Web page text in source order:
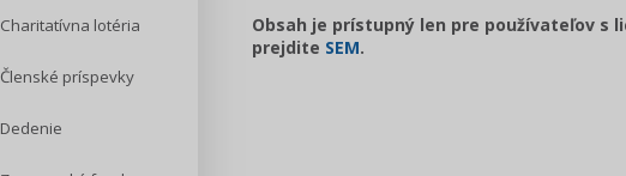
Charitatívna lotéria
Členské príspevky
Dedenie
Obsah je prístupný len pre používateľov s
prejdite SEM.